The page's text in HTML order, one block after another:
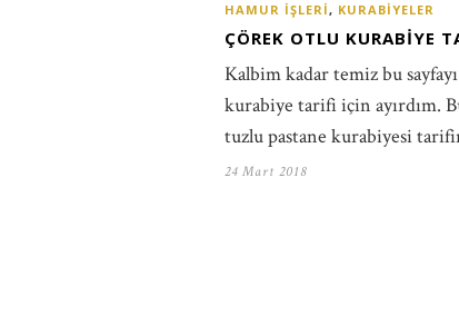
HAMUR İŞLERI, KURABIYELER
ÇÖREK OTLU KURABIYE
Kalbim kadar temiz bu
kurabiye tarifi için ayırdım.
tuzlu pastane kurabiyesi
24 Mart 2018